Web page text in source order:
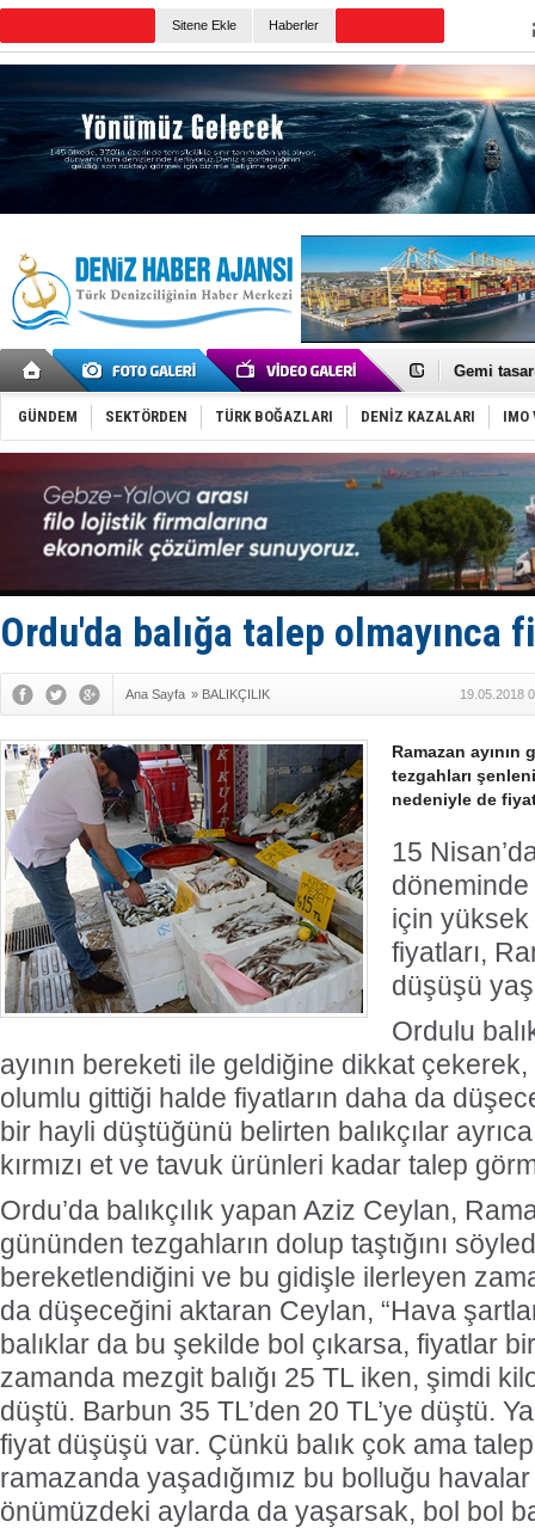
Sitene Ekle Haberler
İran
Gemi
Makine
Dron
'REGAL 1'
Gemide 5
Yakıt
Rus
Tatil
Rusya,
Enejota
GÜNDEM SEKTÖRDEN TÜRK BOĞAZLARI DENİZ KAZALARI IMO
Ordu'da balığa talep olmayınca
Ana Sayfa » BALIKÇILIK 19.05.2018
Ramazan ayının
tezgahları
nedeniyle de
15
döneminde
için yüksek
fiyatları,
düşüşü
Ordulu
ayının bereketi ile geldiğine dikkat çekerek,
olumlu gittiği halde fiyatların daha da
bir hayli düştüğünü belirten balıkçılar
kırmızı et ve tavuk ürünleri kadar talep
Ordu’da balıkçılık yapan Aziz Ceylan,
gününden tezgahların dolup taştığını
bereketlendiğini ve bu gidişle ilerleyen
da düşeceğini aktaran Ceylan, “Hava
balıklar da bu şekilde bol çıkarsa, fiyatlar
zamanda mezgit balığı 25 TL iken, şimdi
düştü. Barbun 35 TL’den 20 TL’ye düştü.
fiyat düşüşü var. Çünkü balık çok ama
ramazanda yaşadığımız bu bolluğu
önümüzdeki aylarda da yaşarsak, bol bol